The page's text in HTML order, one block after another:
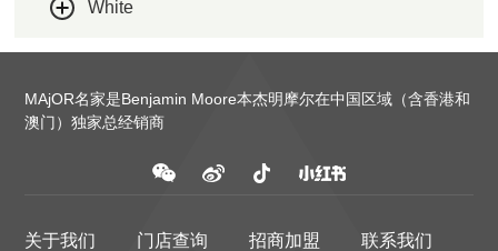
White
MAjOR名家是Benjamin Moore本杰明摩尔在中国区域（含香港和
澳门）独家总经销商
关于我们 门店查询 招商加盟 联系我们